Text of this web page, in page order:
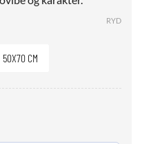
50X70 CM
RYD